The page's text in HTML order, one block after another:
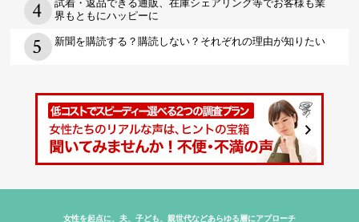
試着・返品できる通販、在庫シェアリング等でお客様も業
界もともにハッピーに
新聞を購読する？購読しない？それぞれの理由が知りたい
女性を起点に、夫、子ども、親世代などあらゆる層にアプローチ